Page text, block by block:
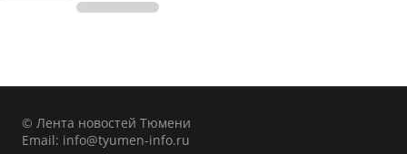
© Лента новостей Тюмени
Email: info@tyumen-info.ru